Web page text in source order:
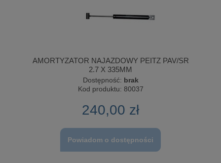
AMORTYZATOR NAJAZDOWY PEITZ PAV/SR
2.7 X 335MM
Dostępność: brak
Kod produktu: 80037
240,00 zł
Powiadom o dostępności